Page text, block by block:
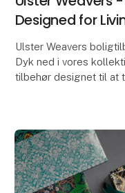
Designed for
Ulster Weavers
Dyk ned i vores
tilbehør designet til at